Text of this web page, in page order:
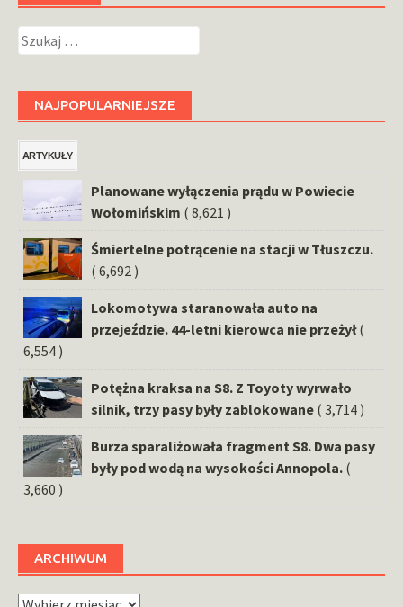
Szukaj:
NAJPOPULARNIEJSZE
ARTYKUŁY
Planowane wyłączenia prądu w Powiecie
Wołomińskim ( 8,621 )
Śmiertelne potrącenie na stacji w Tłuszczu.
( 6,692 )
Lokomotywa staranowała auto na
przejeździe. 44-letni kierowca nie przeżył (
6,554 )
Potężna kraksa na S8. Z Toyoty wyrwało
silnik, trzy pasy były zablokowane ( 3,714 )
Burza sparaliżowała fragment S8. Dwa pasy
były pod wodą na wysokości Annopola. (
3,660 )
ARCHIWUM